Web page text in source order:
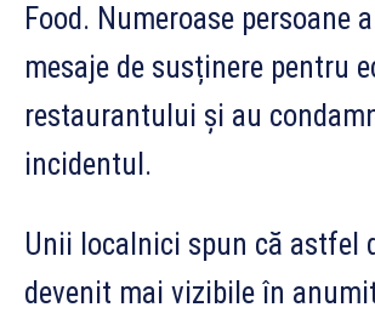
Food. Numeroase persoane
mesaje de susținere pentru
restaurantului și au
incidentul.
Unii localnici spun că astfel
devenit mai vizibile în